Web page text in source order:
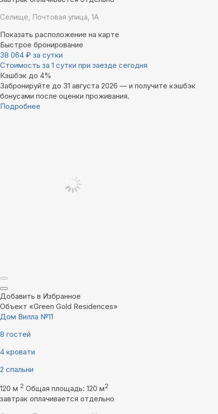
Селище, Почтовая улица, 1А
Показать расположение на карте
Быстрое бронирование
38 064 ₽ за сутки
Стоимость за 1 сутки при заезде сегодня
Кэшбэк до 4%
Забронируйте до 31 августа 2026 — и получите кэшбэк
бонусами после оценки проживания.
Подробнее
Добавить в Избранное
Объект «Green Gold Residences»
Дом Вилла №11
8 гостей
4 кровати
2 спальни
120 м 2 Общая площадь: 120 м2
завтрак оплачивается отдельно